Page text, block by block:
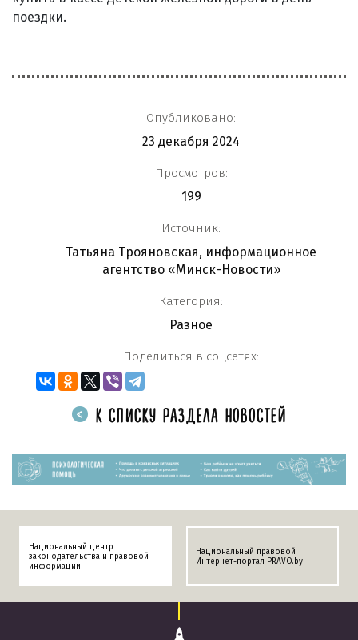
поездки.
Опубликовано:
23 декабря 2024
Просмотров:
199
Источник:
Татьяна Трояновская, информационное
агентство «Минск-Новости»
Категория:
Разное
Поделиться в соцсетях:
К СПИСКУ РАЗДЕЛА НОВОСТЕЙ
Национальный центр
законодательства и правовой
информации
Национальный правовой
Интернет-портал PRAVO.by